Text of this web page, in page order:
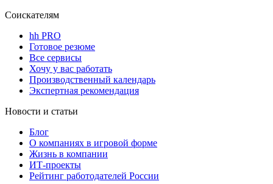
Соискателям
hh PRO
Готовое резюме
Все сервисы
Хочу у вас работать
Производственный календарь
Экспертная рекомендация
Новости и статьи
Блог
О компаниях в игровой форме
Жизнь в компании
ИТ-проекты
Рейтинг работодателей России